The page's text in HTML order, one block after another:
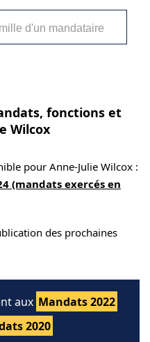
fonctions et
Wilcox
pour Anne-Julie Wilcox :
(mandats exercés en
des prochaines
aux Mandats 2022
2020